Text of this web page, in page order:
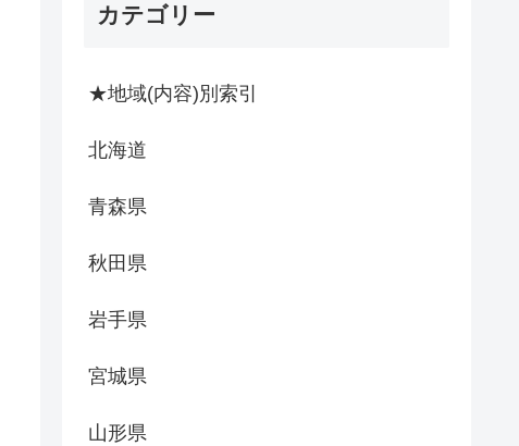
カテゴリー
★地域(内容)別索引
北海道
青森県
秋田県
岩手県
宮城県
山形県